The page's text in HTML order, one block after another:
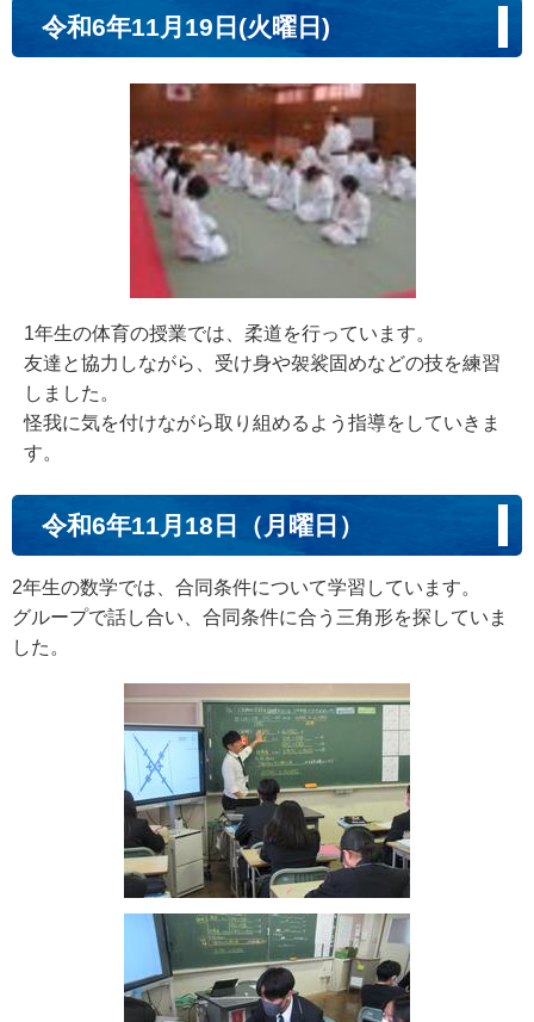
令和6年11月19日(火曜日)
1年生の体育の授業では、柔道を行っています。
友達と協力しながら、受け身や袈裟固めなどの技を練習
しました。
怪我に気を付けながら取り組めるよう指導をしていきま
す。
令和6年11月18日（月曜日）
2年生の数学では、合同条件について学習しています。
グループで話し合い、合同条件に合う三角形を探していま
した。